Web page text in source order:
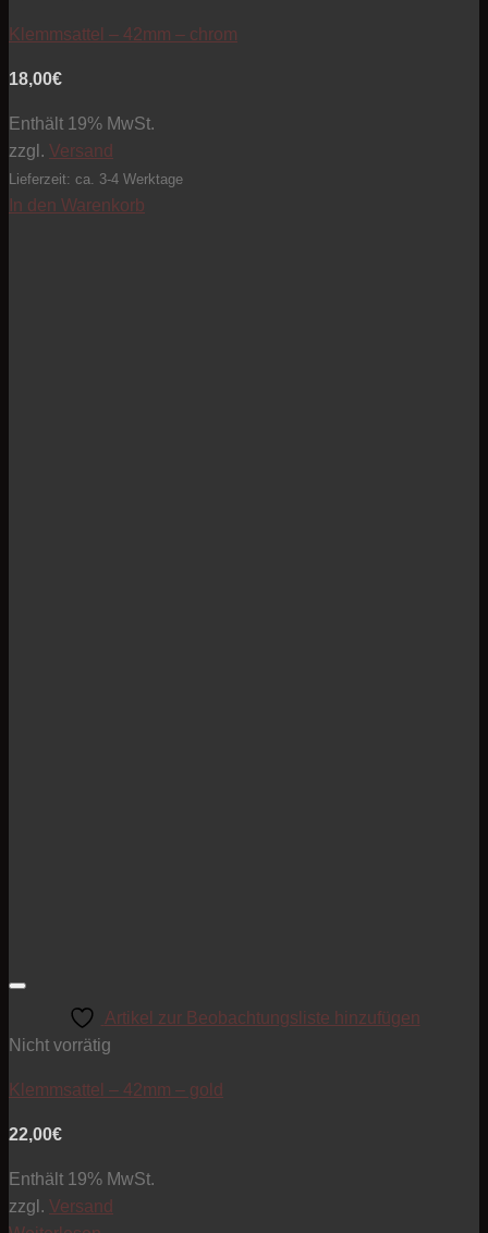
Klemmsattel – 42mm – chrom
18,00€
Enthält 19% MwSt.
zzgl. Versand
Lieferzeit: ca. 3-4 Werktage
In den Warenkorb
Artikel zur Beobachtungsliste hinzufügen
Nicht vorrätig
Klemmsattel – 42mm – gold
22,00€
Enthält 19% MwSt.
zzgl. Versand